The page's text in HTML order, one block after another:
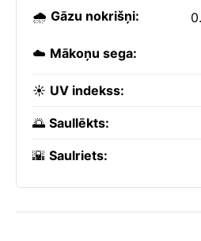
🌧️ Gāzu nokrišņi:
☁️ Mākoņu sega:
☀️ UV indekss:
🌅 Saullēkts:
🌇 Saulriets: